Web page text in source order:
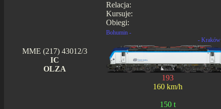
Relacja:
Kursuje:
Obiegi:
MME (217) 43012/3
IC
OLZA
Bohumin -
- Kraków
193
160 km/h
150 t